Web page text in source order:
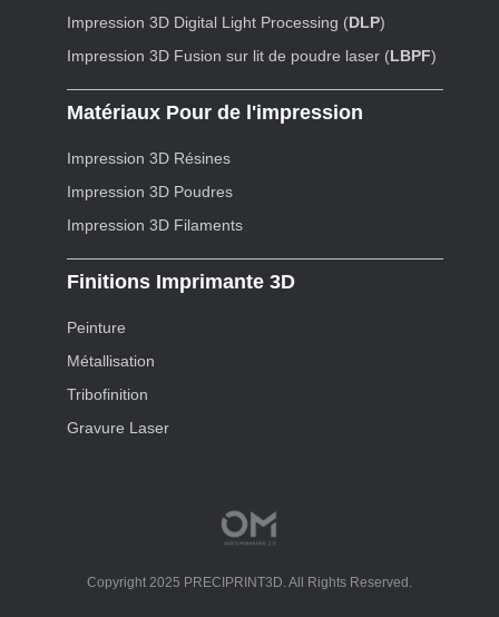
Impression 3D Digital Light Processing (DLP)
Impression 3D Fusion sur lit de poudre laser (LBPF)
Matériaux Pour de l'impression
Impression 3D Résines
Impression 3D Poudres
Impression 3D Filaments
Finitions Imprimante 3D
Peinture
Métallisation
Tribofinition
Gravure Laser
Copyright 2025 PRECIPRINT3D. All Rights Reserved.